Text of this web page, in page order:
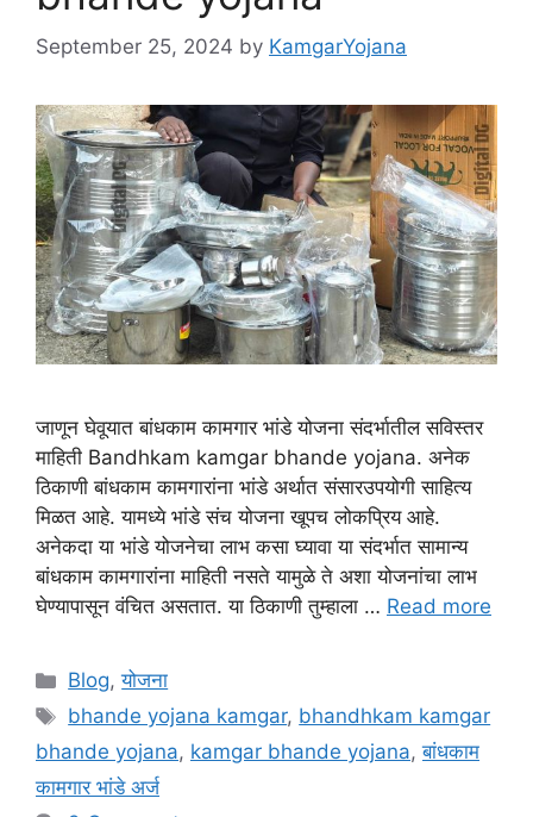
September 25, 2024 by KamgarYojana
जाणून घेवूयात बांधकाम कामगार भांडे योजना संदर्भातील सविस्तर
माहिती Bandhkam kamgar bhande yojana. अनेक
ठिकाणी बांधकाम कामगारांना भांडे अर्थात संसारउपयोगी साहित्य
मिळत आहे. यामध्ये भांडे संच योजना खूपच लोकप्रिय आहे.
अनेकदा या भांडे योजनेचा लाभ कसा घ्यावा या संदर्भात सामान्य
बांधकाम कामगारांना माहिती नसते यामुळे ते अशा योजनांचा लाभ
घेण्यापासून वंचित असतात. या ठिकाणी तुम्हाला … Read more
Categories
Blog,योजना
Tags
bhande yojana kamgar, bhandhkam kamgar
bhande yojana, kamgar bhande yojana,बांधकाम
कामगार भांडे अर्ज